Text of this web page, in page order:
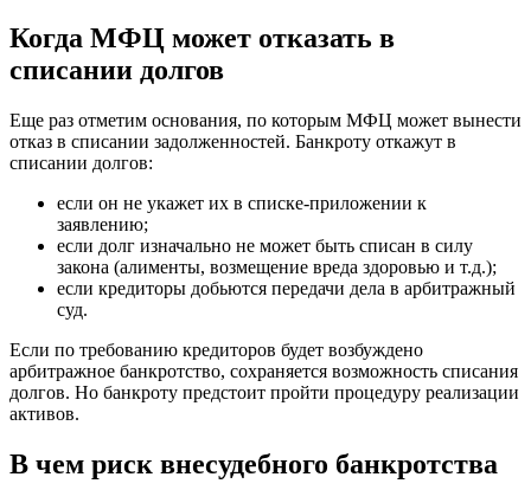
Когда МФЦ может отказать в
списании долгов
Еще раз отметим основания, по которым МФЦ может вынести
отказ в списании задолженностей. Банкроту откажут в
списании долгов:
если он не укажет их в списке-приложении к
заявлению;
если долг изначально не может быть списан в силу
закона (алименты, возмещение вреда здоровью и т.д.);
если кредиторы добьются передачи дела в арбитражный
суд.
Если по требованию кредиторов будет возбуждено
арбитражное банкротство, сохраняется возможность списания
долгов. Но банкроту предстоит пройти процедуру реализации
активов.
В чем риск внесудебного банкротства